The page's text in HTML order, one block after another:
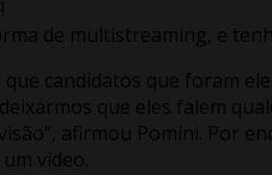
de multistreaming, e
candidatos que foram
que eles falem
afirmou Pomini. Por
vídeo.